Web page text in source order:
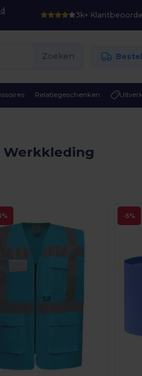
3k+
Zoeken
Relatiegeschenken
Werkkleding
-5%